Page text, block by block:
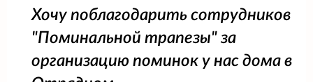
Хочу поблагодарить сотрудников
"Поминальной трапезы" за
организацию поминок у нас дома в